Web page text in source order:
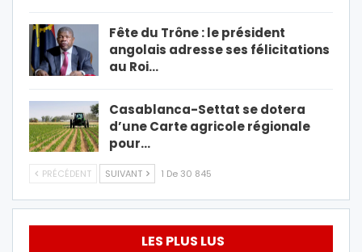
Fête du Trône : le président
angolais adresse ses félicitations
au Roi…
Casablanca-Settat se dotera
d’une Carte agricole régionale
pour…
PRÉCÉDENT SUIVANT 1 De 30 845
LES PLUS LUS